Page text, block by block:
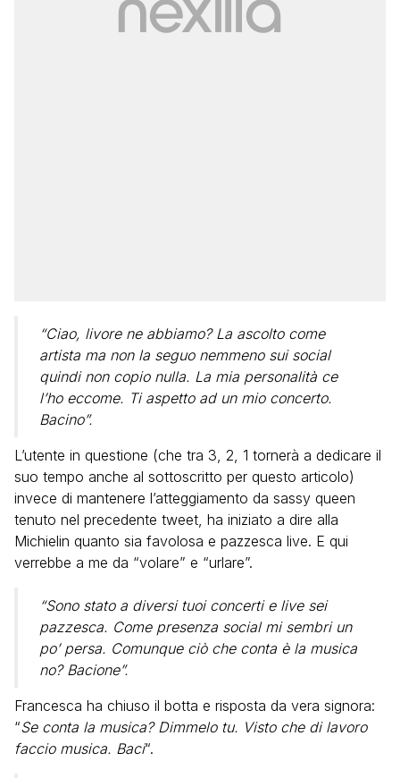
“Ciao, livore ne abbiamo? La ascolto come
artista ma non la seguo nemmeno sui social
quindi non copio nulla. La mia personalità ce
l’ho eccome. Ti aspetto ad un mio concerto.
Bacino”.
L’utente in questione (che tra 3, 2, 1 tornerà a dedicare il
suo tempo anche al sottoscritto per questo articolo)
invece di mantenere l’atteggiamento da sassy queen
tenuto nel precedente tweet, ha iniziato a dire alla
Michielin quanto sia favolosa e pazzesca live. E qui
verrebbe a me da “volare” e “urlare”.
“Sono stato a diversi tuoi concerti e live sei
pazzesca. Come presenza social mi sembri un
po’ persa. Comunque ciò che conta è la musica
no? Bacione”.
Francesca ha chiuso il botta e risposta da vera signora:
“Se conta la musica? Dimmelo tu. Visto che di lavoro
faccio musica. Baci“.